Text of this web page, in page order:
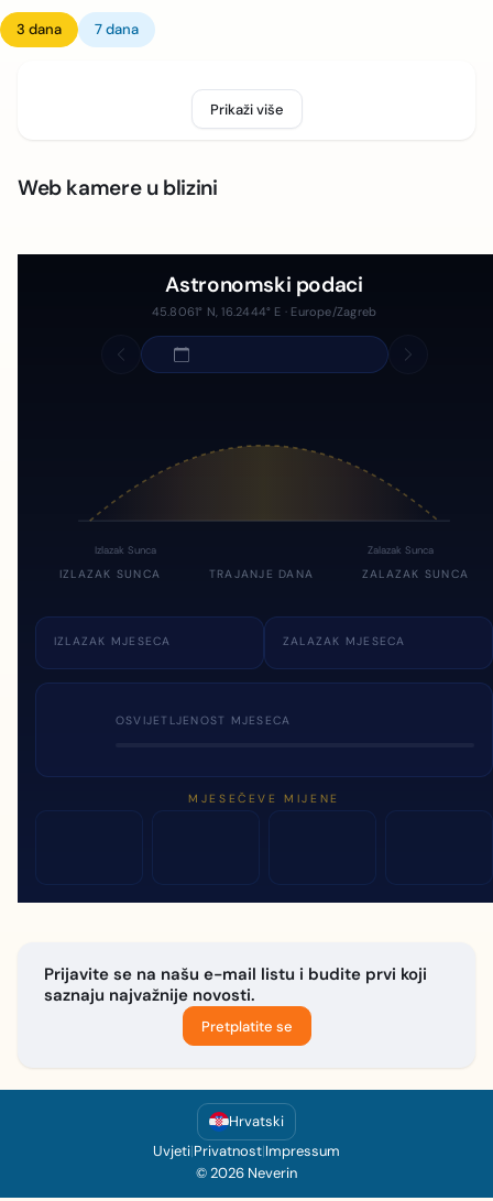
3 dana 7 dana
Prikaži više
Web kamere u blizini
Astronomski podaci
45.8061° N, 16.2444° E · Europe/Zagreb
Izlazak Sunca Zalazak Sunca
IZLAZAK SUNCA TRAJANJE DANA ZALAZAK SUNCA
IZLAZAK MJESECA ZALAZAK MJESECA
OSVIJETLJENOST MJESECA
MJESEČEVE MIJENE
Prijavite se na našu e-mail listu i budite prvi koji
saznaju najvažnije novosti.
Pretplatite se
Hrvatski
Uvjeti|Privatnost|Impressum
© 2026 Neverin